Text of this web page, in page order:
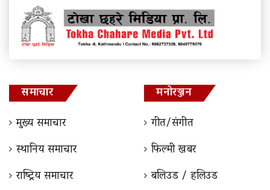
समाचार
मुख्य समाचार
स्थानिय समाचार
राष्ट्रिय समाचार
मनोरञ्जन
गीत/संगीत
फिल्मी खबर
बलिउड / हलिउड